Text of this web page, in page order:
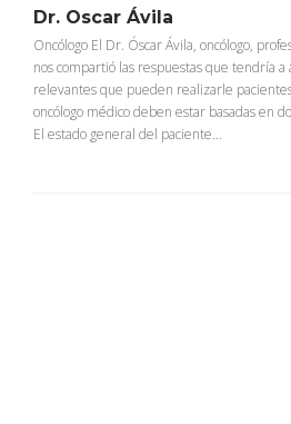
Dr. Oscar Ávila
Oncólogo El Dr. Óscar Ávila, oncólogo,
nos compartió las respuestas que tendría
relevantes que pueden realizarle
oncólogo médico deben estar basadas en
El estado general del paciente...